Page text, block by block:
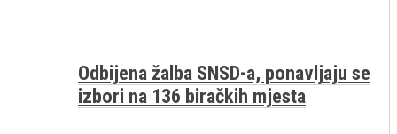
Odbijena žalba SNSD-a, ponavljaju se
izbori na 136 biračkih mjesta